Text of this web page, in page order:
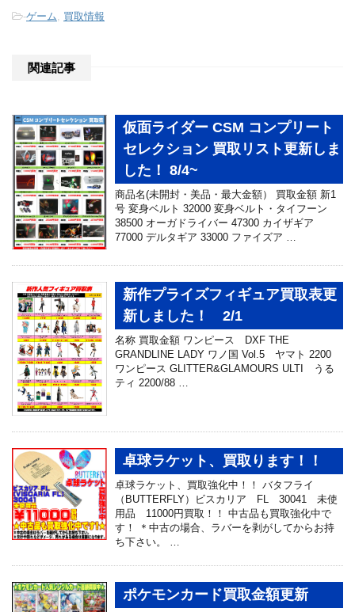
-ゲーム 買取情報
関連記事
仮面ライダー CSM コンプリート
セレクション 買取リスト更新しま
した！ 8/4~
商品名(未開封・美品・最大金額） 買取金額 新1
号 変身ベルト 32000 変身ベルト・タイフーン
38500 オーガドライバー 47300 カイザギア
77000 デルタギア 33000 ファイズア …
新作プライズフィギュア買取表更
新しました！ 2/1
名称 買取金額 ワンピース DXF THE
GRANDLINE LADY ワノ国 Vol.5 ヤマト 2200
ワンピース GLITTER&GLAMOURS ULTI うる
ティ 2200/88 …
卓球ラケット、買取ります！！
卓球ラケット、買取強化中！！ バタフライ
（BUTTERFLY）ビスカリア FL 30041 未使
用品 11000円買取！！ 中古品も買取強化中で
す！ ＊中古の場合、ラバーを剥がしてからお持
ち下さい。 …
ポケモンカード買取金額更新